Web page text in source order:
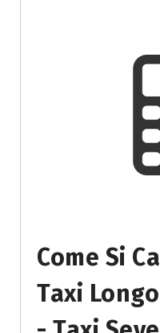
Come Si
Taxi